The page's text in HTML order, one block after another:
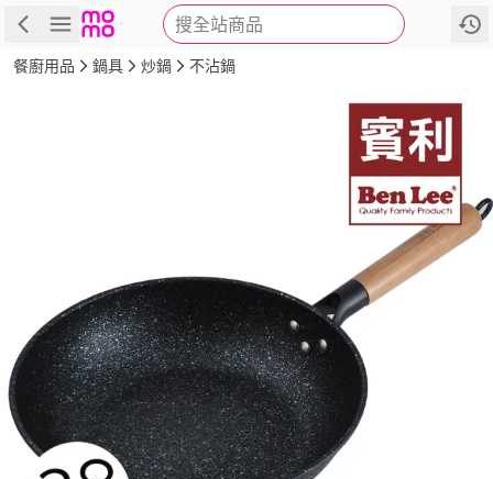
搜全站商品
商品 評價 詳情
餐廚用品 鍋具 炒鍋 不沾鍋